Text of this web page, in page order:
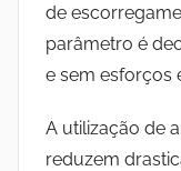
de
parâmetro é
e sem esforços
A utilização de
reduzem